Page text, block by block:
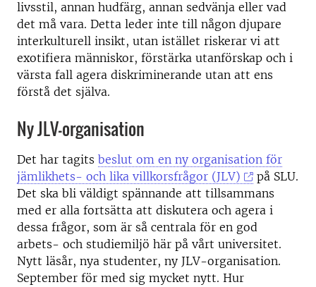
livsstil, annan hudfärg, annan sedvänja eller vad
det må vara. Detta leder inte till någon djupare
interkulturell insikt, utan istället riskerar vi att
exotifiera människor, förstärka utanförskap och i
värsta fall agera diskriminerande utan att ens
förstå det själva.
Ny JLV-organisation
Det har tagits beslut om en ny organisation för
jämlikhets- och lika villkorsfrågor (JLV)
på SLU.
Det ska bli väldigt spännande att tillsammans
med er alla fortsätta att diskutera och agera i
dessa frågor, som är så centrala för en god
arbets- och studiemiljö här på vårt universitet.
Nytt läsår, nya studenter, ny JLV-organisation.
September för med sig mycket nytt. Hur